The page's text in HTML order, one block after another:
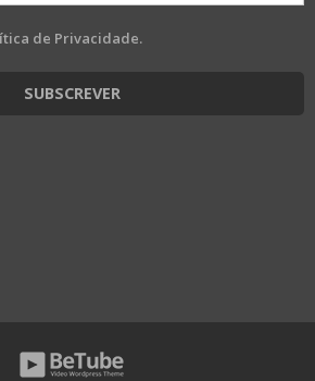
de Privacidade.
SUBSCREVER